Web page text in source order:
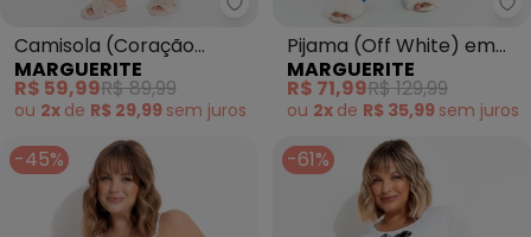
Marguerite - Camisola
Camisola (Coração
Verde) em Malha Fria
MARGUERITE
R$ 59,99R$ 89,99
ou 2x de R$ 29,99 sem juros
Pijama (Off White) em
Malha Fria
MARGUERITE
R$ 71,99R$ 129,99
ou 2x de R$ 35,99 sem juros
-45% -61%